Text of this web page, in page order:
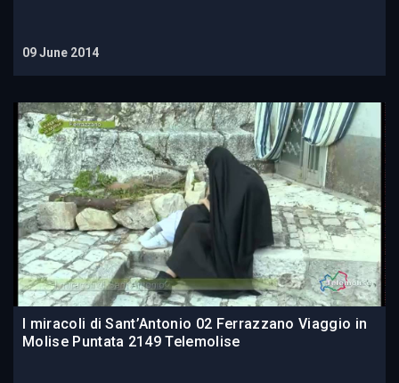
09 June 2014
I miracoli di Sant’Antonio 02 Ferrazzano Viaggio in
Molise Puntata 2149 Telemolise